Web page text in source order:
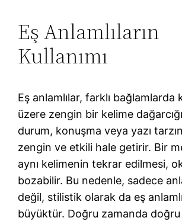
Eş Anlamlıların
Kullanımı
Eş anlamlılar, farklı bağlamlarda
üzere zengin bir kelime
durum, konuşma veya yazı
zengin ve etkili hale getirir. Bir
aynı kelimenin tekrar edilmesi,
bozabilir. Bu nedenle, sadece
değil, stilistik olarak da eş
büyüktür. Doğru zamanda doğru